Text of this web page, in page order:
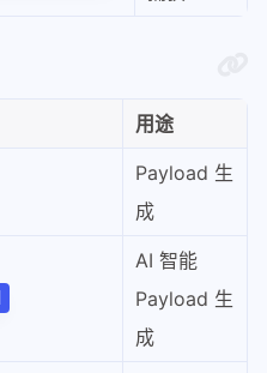
用途
Payload 生
成
AI 智能
Payload 生
成